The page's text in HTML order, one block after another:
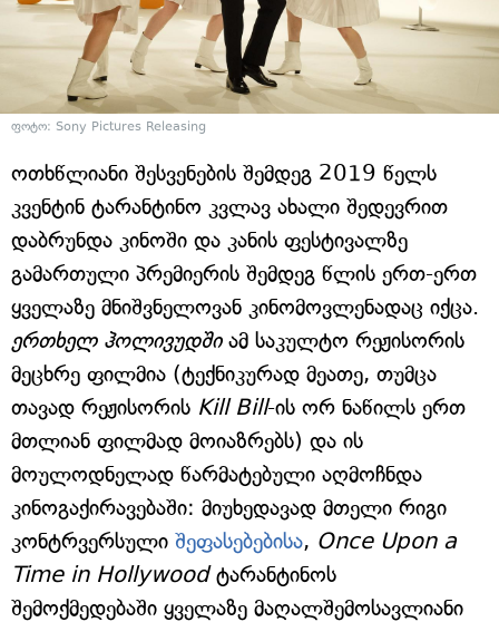
ფოტო: Sony Pictures Releasing
ოთხწლიანი შესვენების შემდეგ 2019 წელს
კვენტინ ტარანტინო კვლავ ახალი შედევრით
დაბრუნდა კინოში და კანის ფესტივალზე
გამართული პრემიერის შემდეგ წლის ერთ-ერთ
ყველაზე მნიშვნელოვან კინომოვლენადაც იქცა.
ერთხელ ჰოლივუდში ამ საკულტო რეჟისორის
მეცხრე ფილმია (ტექნიკურად მეათე, თუმცა
თავად რეჟისორის Kill Bill-ის ორ ნაწილს ერთ
მთლიან ფილმად მოიაზრებს) და ის
მოულოდნელად წარმატებული აღმოჩნდა
კინოგაქირავებაში: მიუხედავად მთელი რიგი
კონტრვერსული შეფასებებისა, Once Upon a
Time in Hollywoodტარანტინოს
შემოქმედებაში ყველაზე მაღალშემოსავლიანი